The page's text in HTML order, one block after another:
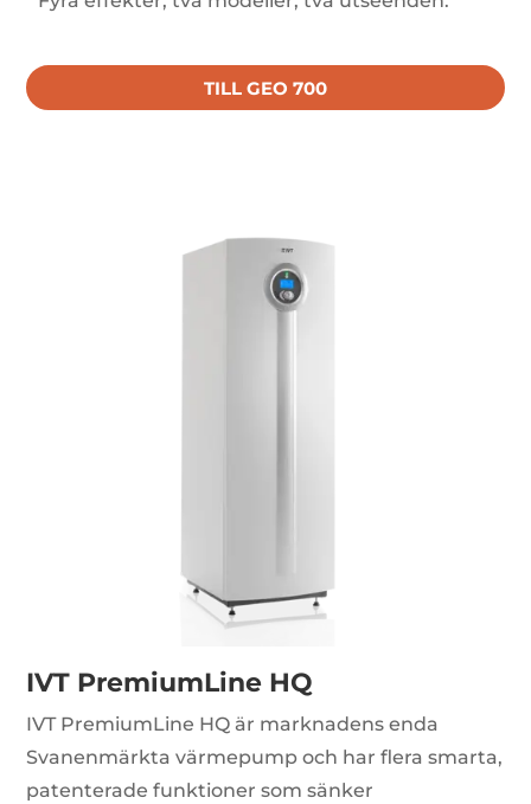
TILL GEO 700
IVT PremiumLine HQ
IVT PremiumLine HQ är marknadens enda
Svanenmärkta värmepump och har flera smarta,
patenterade funktioner som sänker